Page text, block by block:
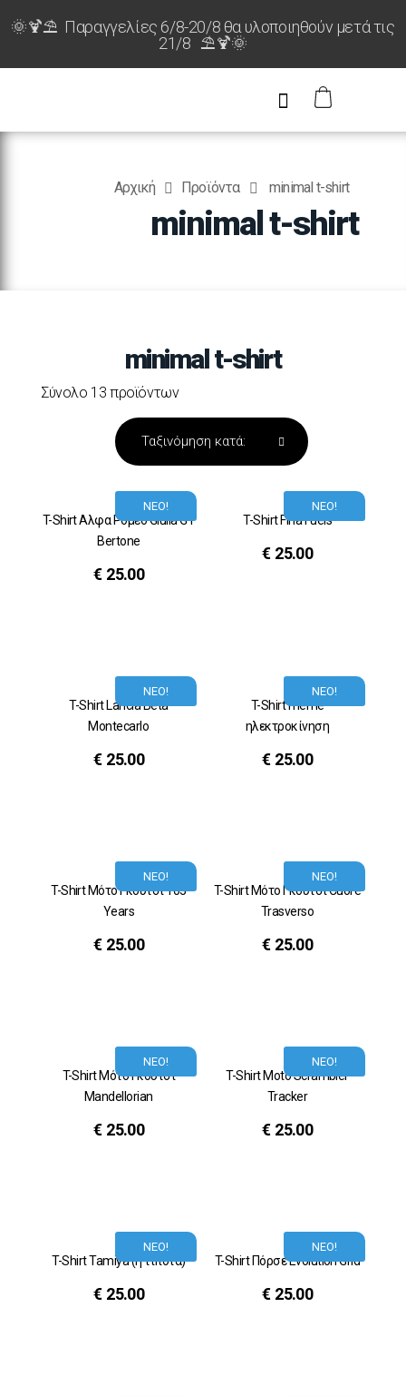
🌞🍹⛱️ Παραγγελίες 6/8-20/8 θα υλοποιηθούν μετά τις
21/8 ⛱️🍹🌞
Αρχική Προϊόντα minimal t-shirt
minimal t-shirt
minimal t-shirt
Σύνολο 13 προϊόντων
ΝΕΟ!
T-Shirt Αλφα Ρομεο Giulia GT
Bertone
€ 25.00
ΝΕΟ!
T-Shirt Fina Fuels
€ 25.00
ΝΕΟ!
T-Shirt Lancia Beta
Montecarlo
€ 25.00
ΝΕΟ!
T-Shirt meme
ηλεκτροκίνηση
€ 25.00
ΝΕΟ!
T-Shirt Μότο Γκούτσι 105
Years
€ 25.00
ΝΕΟ!
T-Shirt Μότο Γκούτσι Cuore
Trasverso
€ 25.00
ΝΕΟ!
T-Shirt Μότο Γκούτσι
Mandellorian
€ 25.00
ΝΕΟ!
T-Shirt Moto Scrambler
Tracker
€ 25.00
ΝΕΟ!
T-Shirt Tamiya (ή τίποτα)
€ 25.00
ΝΕΟ!
T-Shirt Πόρσε Evolution Grid
€ 25.00